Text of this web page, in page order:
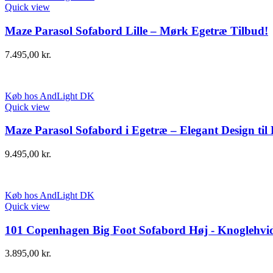
Quick view
Maze Parasol Sofabord Lille – Mørk Egetræ Tilbud!
7.495,00 kr.
Køb hos AndLight DK
Quick view
Maze Parasol Sofabord i Egetræ – Elegant Design til
9.495,00 kr.
Køb hos AndLight DK
Quick view
101 Copenhagen Big Foot Sofabord Høj -
3.895,00 kr.